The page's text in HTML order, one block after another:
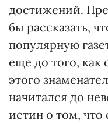
достижений.
бы рассказать,
популярную
еще до того,
этого
начитался до
истин о том, что